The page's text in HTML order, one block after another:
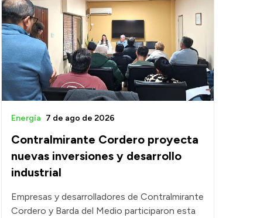
Contralmirante Cordero proyecta
nuevas inversiones y desarrollo
industrial
Energía 7 de ago de 2026
Empresas y desarrolladores de Contralmirante
Cordero y Barda del Medio participaron esta